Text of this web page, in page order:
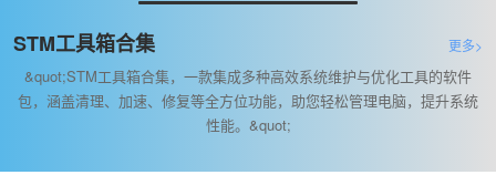
STM工具箱合集 更多>
&quot;STM工具箱合集，一款集成多种高效系统维护与优化工具的软件
包，涵盖清理、加速、修复等全方位功能，助您轻松管理电脑，提升系统
性能。&quot;